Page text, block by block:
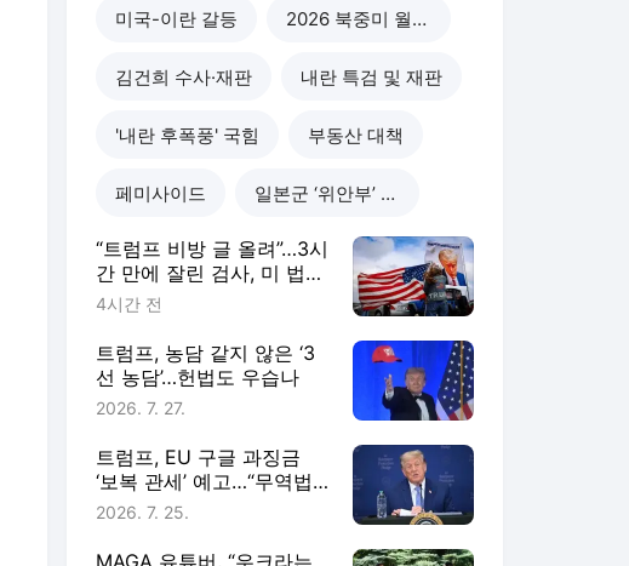
미국-이란 갈등 2026 북중미 월드컵
김건희 수사·재판 내란 특검 및 재판
'내란 후폭풍' 국힘 부동산 대책
페미사이드 일본군 ‘위안부’ 피해
“트럼프 비방 글 올려”…3시
간 만에 잘린 검사, 미 법무
부 상대 소송
4시간 전
트럼프, 농담 같지 않은 ‘3
선 농담’…헌법도 우습나
2026. 7. 27.
트럼프, EU 구글 과징금
‘보복 관세’ 예고…“무역법
301조 조사 개시”
2026. 7. 25.
MAGA 유튜버, “우크라는